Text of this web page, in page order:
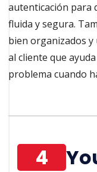
autenticación para
fluida y segura.
bien organizados
al cliente que
problema cuando
4